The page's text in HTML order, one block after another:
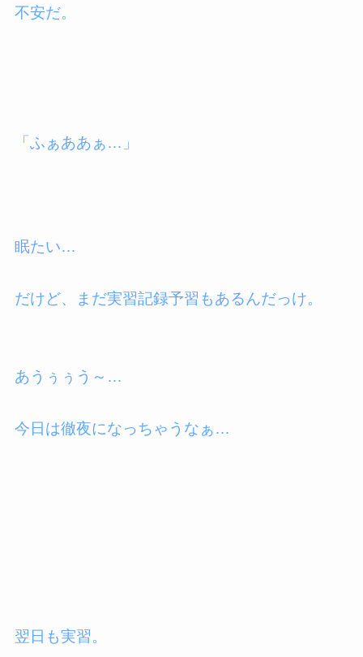
不安だ。
「ふぁああぁ…」
眠たい…
だけど、まだ実習記録予習もあるんだっけ。
あうぅぅう～…
今日は徹夜になっちゃうなぁ…
翌日も実習。